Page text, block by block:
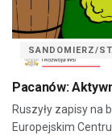
SANDOMIERZ/
Pacanów:
Ruszyły zapisy na
Europejskim